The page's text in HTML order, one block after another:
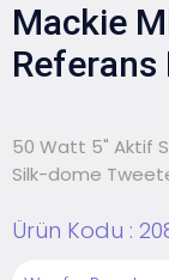
Mackie
50 Watt 5" Aktif
Silk-dome
Ürün Kodu :